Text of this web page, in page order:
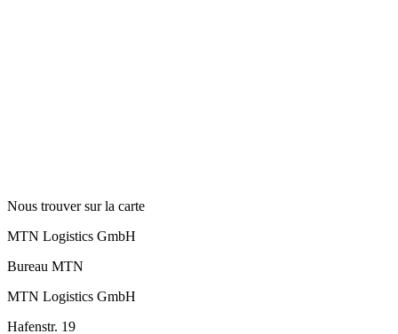
Nous trouver sur la carte
MTN Logistics GmbH
Bureau MTN
MTN Logistics GmbH
Hafenstr. 19